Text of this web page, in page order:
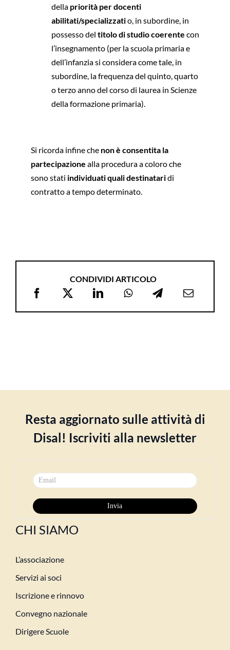
della priorità per docenti
abilitati/specializzatio, in subordine, in
possesso del titolo di studio coerente con
l’insegnamento (per la scuola primaria e
dell’infanzia si considera come tale, in
subordine, la frequenza del quinto, quarto
o terzo anno del corso di laurea in Scienze
della formazione primaria).
Si ricorda infine che non è consentita la
partecipazione alla procedura a coloro che
sono stati individuati quali destinataridi
contratto a tempo determinato.
CONDIVIDI ARTICOLO
Resta aggiornato sulle attività di
Disal! Iscriviti alla newsletter
CHI SIAMO
L’associazione
Servizi ai soci
Iscrizione e rinnovo
Convegno nazionale
Dirigere Scuole